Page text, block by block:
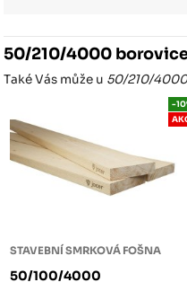
50/210/4000
Také Vás může u 50/210/
STAVEBNÍ SMRKOVÁ FOŠNA
50/100/4000
-